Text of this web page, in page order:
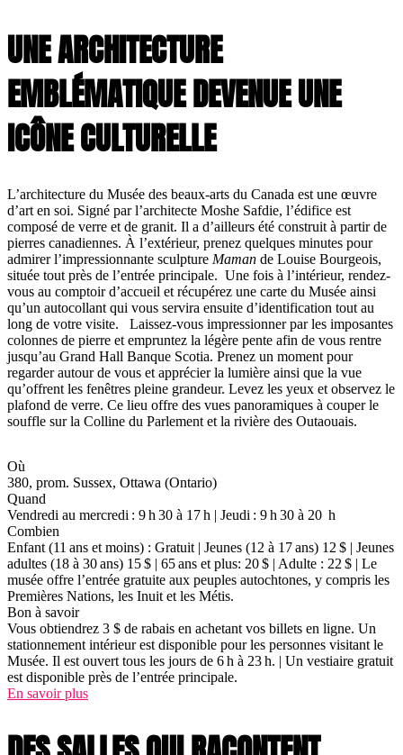
UNE ARCHITECTURE
EMBLÉMATIQUE DEVENUE UNE
ICÔNE CULTURELLE
L’architecture du Musée des beaux-arts du Canada est une œuvre
d’art en soi. Signé par l’architecte Moshe Safdie, l’édifice est
composé de verre et de granit. Il a d’ailleurs été construit à partir de
pierres canadiennes. À l’extérieur, prenez quelques minutes pour
admirer l’impressionnante sculpture Maman de Louise Bourgeois,
située tout près de l’entrée principale. Une fois à l’intérieur, rendez-
vous au comptoir d’accueil et récupérez une carte du Musée ainsi
qu’un autocollant qui vous servira ensuite d’identification tout au
long de votre visite. Laissez-vous impressionner par les imposantes
colonnes de pierre et empruntez la légère pente afin de vous rentre
jusqu’au Grand Hall Banque Scotia. Prenez un moment pour
regarder autour de vous et apprécier la lumière ainsi que la vue
qu’offrent les fenêtres pleine grandeur. Levez les yeux et observez le
plafond de verre. Ce lieu offre des vues panoramiques à couper le
souffle sur la Colline du Parlement et la rivière des Outaouais.
Où
380, prom. Sussex, Ottawa (Ontario)
Quand
Vendredi au mercredi : 9 h 30 à 17 h | Jeudi : 9 h 30 à 20 h
Combien
Enfant (11 ans et moins) : Gratuit | Jeunes (12 à 17 ans) 12 $ | Jeunes
adultes (18 à 30 ans) 15 $ | 65 ans et plus: 20 $ | Adulte : 22 $ | Le
musée offre l’entrée gratuite aux peuples autochtones, y compris les
Premières Nations, les Inuit et les Métis.
Bon à savoir
Vous obtiendrez 3 $ de rabais en achetant vos billets en ligne. Un
stationnement intérieur est disponible pour les personnes visitant le
Musée. Il est ouvert tous les jours de 6 h à 23 h. | Un vestiaire gratuit
est disponible près de l’entrée principale.
En savoir plus